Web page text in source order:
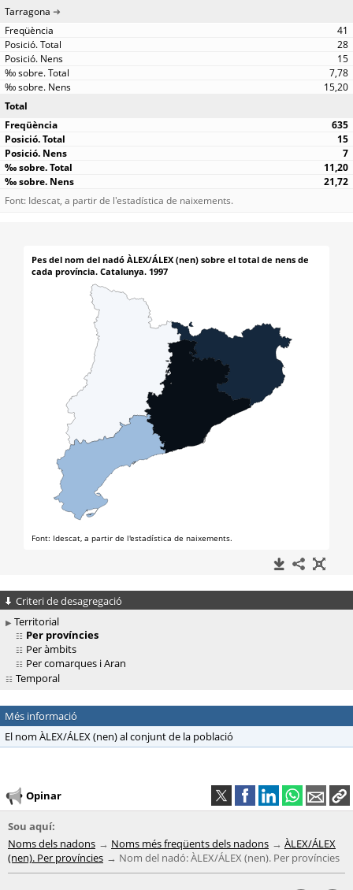
Tarragona
41
28
15
7,78
15,20
Total
635
15
7
11,20
21,72
Font: Idescat, a partir de l'estadística de naixements.
Criteri de desagregació
Territorial
Per províncies
Per àmbits
Per comarques i Aran
Temporal
Més informació
El nom ÀLEX/ÁLEX (nen) al conjunt de la població
Opinar
Sou aquí:
Noms dels nadons
Noms més freqüents dels nadons
ÀLEX/ÁLEX
(nen). Per províncies
Nom del nadó: ÀLEX/ÁLEX (nen). Per províncies